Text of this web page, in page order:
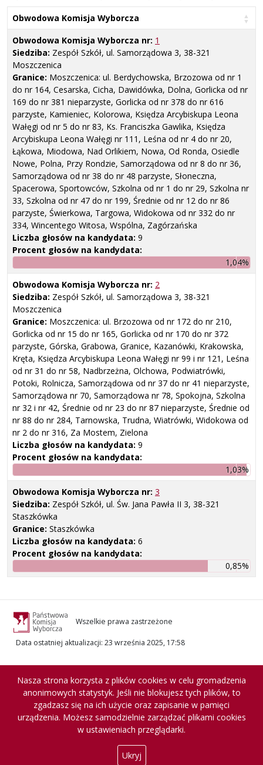
Obwodowa Komisja Wyborcza
Obwodowa Komisja Wyborcza nr: 1
Siedziba: Zespół Szkół, ul. Samorządowa 3, 38-321
Moszczenica
Granice: Moszczenica: ul. Berdychowska, Brzozowa od nr 1
do nr 164, Cesarska, Cicha, Dawidówka, Dolna, Gorlicka od nr
169 do nr 381 nieparzyste, Gorlicka od nr 378 do nr 616
parzyste, Kamieniec, Kolorowa, Księdza Arcybiskupa Leona
Wałęgi od nr 5 do nr 83, Ks. Franciszka Gawlika, Księdza
Arcybiskupa Leona Wałęgi nr 111, Leśna od nr 4 do nr 20,
Łąkowa, Miodowa, Nad Orlikiem, Nowa, Od Ronda, Osiedle
Nowe, Polna, Przy Rondzie, Samorządowa od nr 8 do nr 36,
Samorządowa od nr 38 do nr 48 parzyste, Słoneczna,
Spacerowa, Sportowców, Szkolna od nr 1 do nr 29, Szkolna nr
33, Szkolna od nr 47 do nr 199, Średnie od nr 12 do nr 86
parzyste, Świerkowa, Targowa, Widokowa od nr 332 do nr
334, Wincentego Witosa, Wspólna, Zagórzańska
Liczba głosów na kandydata: 9
Procent głosów na kandydata:
1,04%
Obwodowa Komisja Wyborcza nr: 2
Siedziba: Zespół Szkół, ul. Samorządowa 3, 38-321
Moszczenica
Granice: Moszczenica: ul. Brzozowa od nr 172 do nr 210,
Gorlicka od nr 15 do nr 165, Gorlicka od nr 170 do nr 372
parzyste, Górska, Grabowa, Granice, Kazanówki, Krakowska,
Kręta, Księdza Arcybiskupa Leona Wałęgi nr 99 i nr 121, Leśna
od nr 31 do nr 58, Nadbrzeżna, Olchowa, Podwiatrówki,
Potoki, Rolnicza, Samorządowa od nr 37 do nr 41 nieparzyste,
Samorządowa nr 70, Samorządowa nr 78, Spokojna, Szkolna
nr 32 i nr 42, Średnie od nr 23 do nr 87 nieparzyste, Średnie od
nr 88 do nr 284, Tarnowska, Trudna, Wiatrówki, Widokowa od
nr 2 do nr 316, Za Mostem, Zielona
Liczba głosów na kandydata: 9
Procent głosów na kandydata:
1,03%
Obwodowa Komisja Wyborcza nr: 3
Siedziba: Zespół Szkół, ul. Św. Jana Pawła II 3, 38-321
Staszkówka
Granice: Staszkówka
Liczba głosów na kandydata: 6
Procent głosów na kandydata:
0,85%
Wszelkie prawa zastrzeżone
Data ostatniej aktualizacji: 23 września 2025, 17:58
Nasza strona korzysta z plików cookies w celu gromadzenia
anonimowych statystyk. Jeśli nie blokujesz tych plików, to
zgadzasz się na ich użycie oraz zapisanie w pamięci
urządzenia. Możesz samodzielnie zarządzać plikami cookies
w ustawieniach przeglądarki.
Ukryj